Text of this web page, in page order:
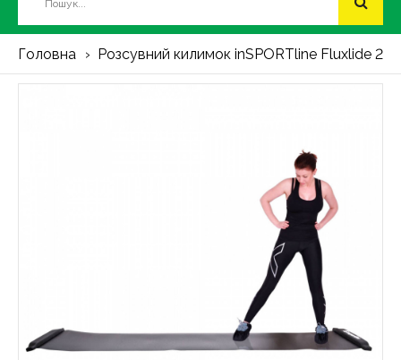
Головна Розсувний килимок inSPORTline Fluxlide